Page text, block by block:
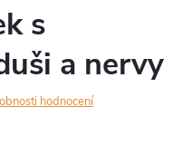
s
a nervy
hodnocení